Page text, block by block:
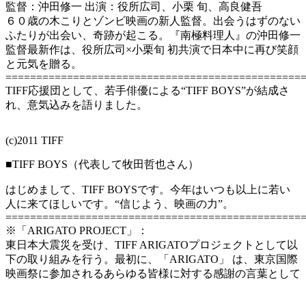
監督：沖田修一 出演：役所広司、小栗 旬、高良健吾
６０歳の木こりとゾンビ映画の新人監督。出会うはずのない
ふたりが出会い、奇跡が起こる。『南極料理人』の沖田修一
監督最新作は、役所広司×小栗旬 初共演で日本中に再び笑顔
と元気を贈る。
TIFF応援団として、若手俳優による“TIFF BOYS”が結成さ
れ、意気込みを語りました。
(c)2011 TIFF
■TIFF BOYS（代表して牧田哲也さん）
はじめまして、TIFF BOYSです。今年はいつも以上に若い
人に来てほしいです。“信じよう、映画の力”。
※「ARIGATO PROJECT」：
東日本大震災を受け、TIFF ARIGATOプロジェクトとして以
下の取り組みを行う。最初に、「ARIGATO」 は、東京国際
映画祭に参加されるあらゆる皆様に対する感謝の言葉として